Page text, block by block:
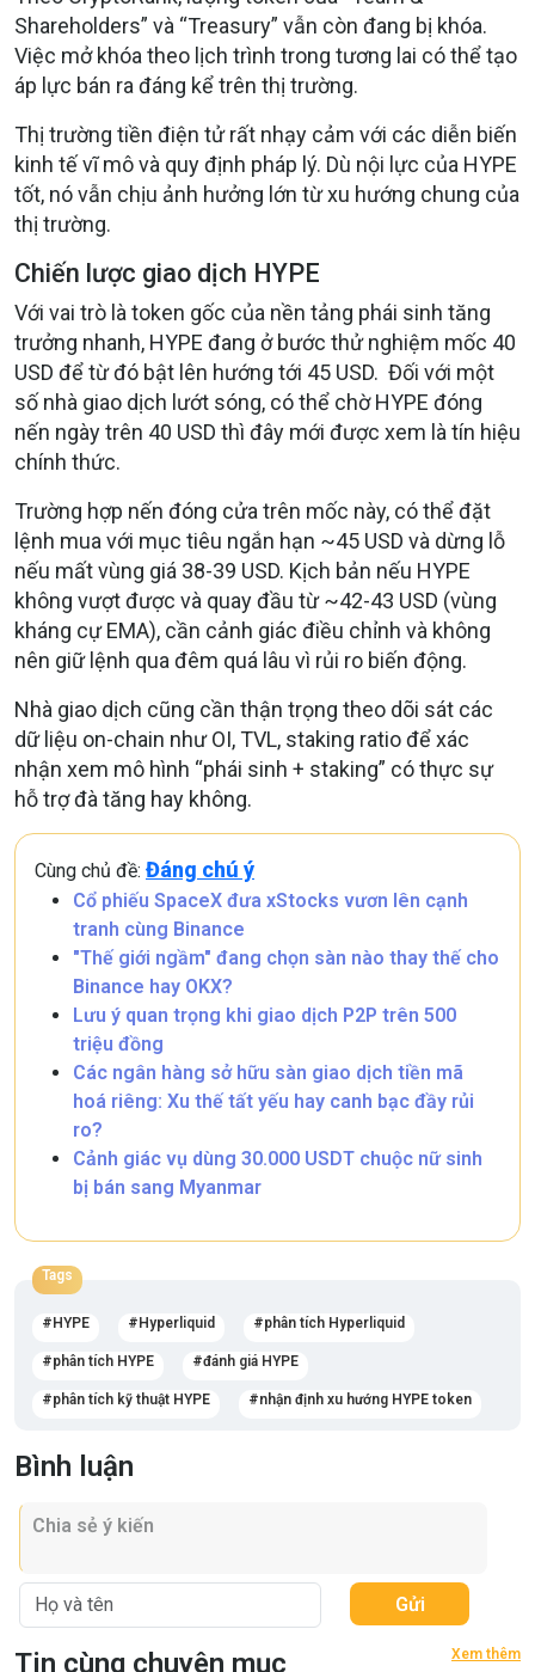
Shareholders” và “Treasury” vẫn còn đang bị khóa.
Việc mở khóa theo lịch trình trong tương lai có thể tạo
áp lực bán ra đáng kể trên thị trường.
Thị trường tiền điện tử rất nhạy cảm với các diễn biến
kinh tế vĩ mô và quy định pháp lý. Dù nội lực của HYPE
tốt, nó vẫn chịu ảnh hưởng lớn từ xu hướng chung của
thị trường.
Chiến lược giao dịch HYPE
Với vai trò là token gốc của nền tảng phái sinh tăng
trưởng nhanh, HYPE đang ở bước thử nghiệm mốc 40
USD để từ đó bật lên hướng tới 45 USD. Đối với một
số nhà giao dịch lướt sóng, có thể chờ HYPE đóng
nến ngàytrên 40 USD thì đây mới được xem là tín hiệu
chính thức.
Trường hợp nến đóng cửa trên mốc này, có thể đặt
lệnh mua với mục tiêu ngắn hạn ~45 USD và dừng lỗ
nếu mất vùng giá 38-39 USD. Kịch bản nếu HYPE
không vượt được và quay đầu từ ~42-43 USD (vùng
kháng cự EMA), cần cảnh giác điều chỉnh và không
nên giữ lệnh qua đêm quá lâu vì rủi ro biến động.
Nhà giao dịch cũng cần thận trọng theo dõi sát các
dữ liệu on-chain như OI, TVL, staking ratio để xác
nhận xem mô hình “phái sinh + staking” có thực sự
hỗ trợ đà tăng hay không.
Cùng chủ đề: Đáng chú ý
Cổ phiếu SpaceX đưa xStocks vươn lên cạnh
tranh cùng Binance
"Thế giới ngầm" đang chọn sàn nào thay thế cho
Binance hay OKX?
Lưu ý quan trọng khi giao dịch P2P trên 500
triệu đồng
Các ngân hàng sở hữu sàn giao dịch tiền mã
hoá riêng: Xu thế tất yếu hay canh bạc đầy rủi
ro?
Cảnh giác vụ dùng 30.000 USDT chuộc nữ sinh
bị bán sang Myanmar
Tags
HYPE Hyperliquid phân tích Hyperliquid
phân tích HYPE đánh giá HYPE
phân tích kỹ thuật HYPE nhận định xu hướng HYPE token
Bình luận
Gửi
Tin cùng chuyên mục Xem thêm